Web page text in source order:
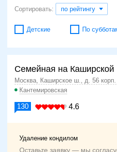
Сортировать: по рейтингу
Детские По
Семейная на Каширской
Москва, Каширское ш., д. 56
Кантемировская
130 4.6
Удаление кондилом
Оставьте заявку — мы